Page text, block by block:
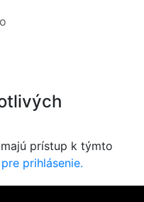
prístup k týmto
prihlásenie.